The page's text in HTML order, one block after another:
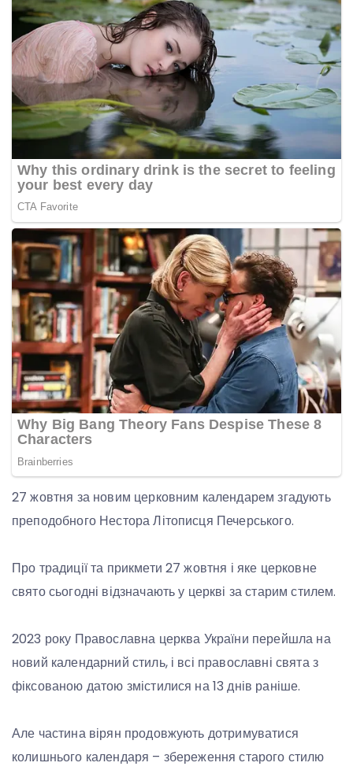
27 жовтня за новим церковним календарем згадують
преподобного Нестора Літописця Печерського.
Про традиції та прикмети 27 жовтня і яке церковне
свято сьогодні відзначають у церкві за старим стилем.
2023 року Православна церква України перейшла на
новий календарний стиль, і всі православні свята з
фіксованою датою змістилися на 13 днів раніше.
Але частина вірян продовжують дотримуватися
колишнього календаря – збереження старого стилю